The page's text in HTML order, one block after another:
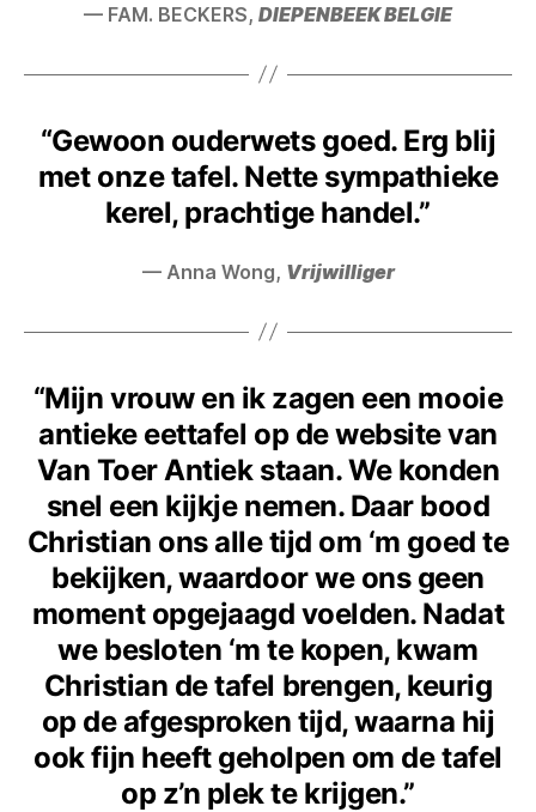
— FAM. BECKERS, DIEPENBEEK BELGIE
“Gewoon ouderwets goed. Erg blij
met onze tafel. Nette sympathieke
kerel, prachtige handel.”
— Anna Wong, Vrijwilliger
“Mijn vrouw en ik zagen een mooie
antieke eettafel op de website van
Van Toer Antiek staan. We konden
snel een kijkje nemen. Daar bood
Christian ons alle tijd om ‘m goed te
bekijken, waardoor we ons geen
moment opgejaagd voelden. Nadat
we besloten ‘m te kopen, kwam
Christian de tafel brengen, keurig
op de afgesproken tijd, waarna hij
ook fijn heeft geholpen om de tafel
op z’n plek te krijgen.”